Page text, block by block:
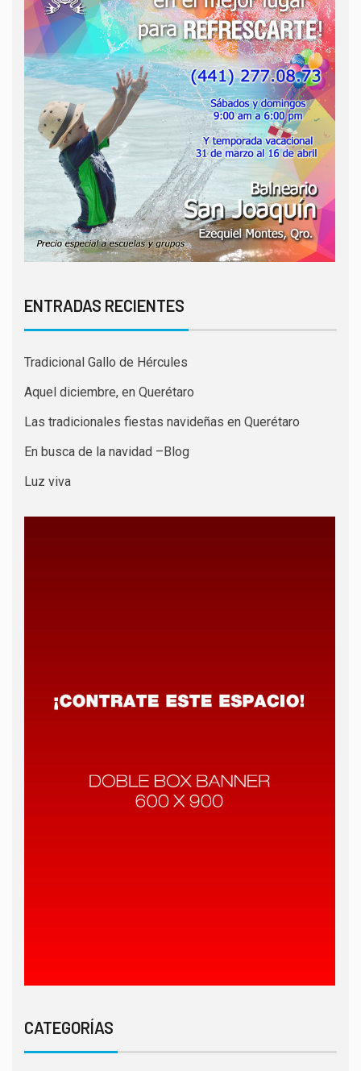
ENTRADAS RECIENTES
Tradicional Gallo de Hércules
Aquel diciembre, en Querétaro
Las tradicionales fiestas navideñas en Querétaro
En busca de la navidad –Blog
Luz viva
CATEGORÍAS